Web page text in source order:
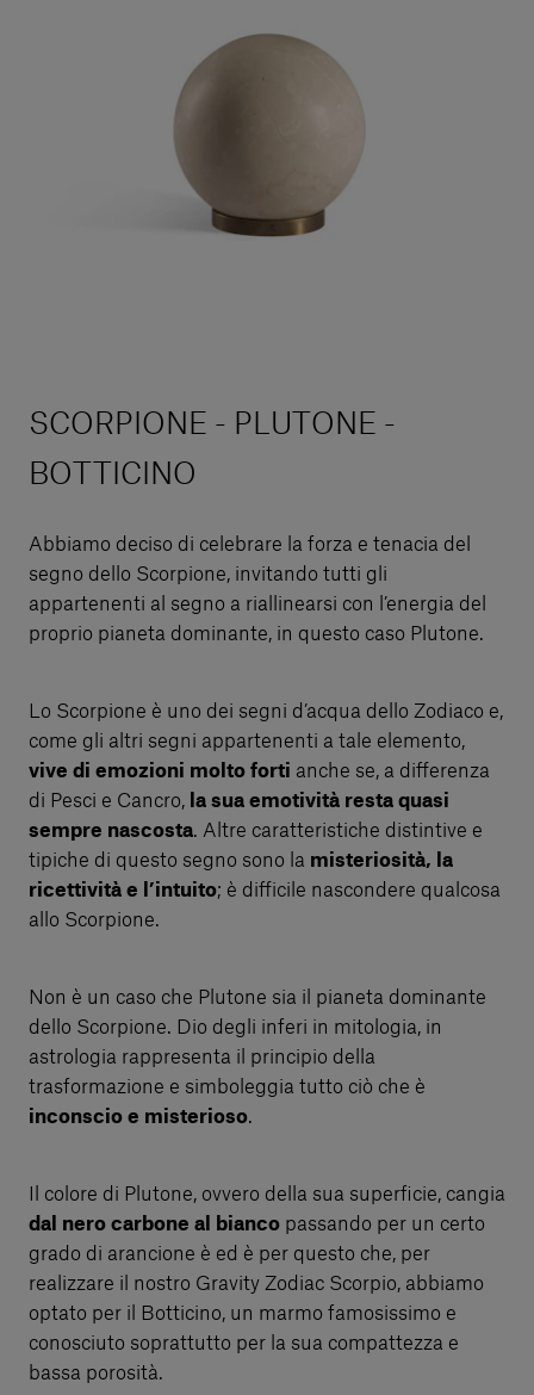
SCORPIONE - PLUTONE -
BOTTICINO
Abbiamo deciso di celebrare la forza e tenacia del
segno dello Scorpione, invitando tutti gli
appartenenti al segno a riallinearsi con l’energia del
proprio pianeta dominante, in questo caso Plutone.
Lo Scorpione è uno dei segni d’acqua dello Zodiaco e,
come gli altri segni appartenenti a tale elemento,
vive di emozioni molto forti anche se, a differenza
di Pesci e Cancro, la sua emotività resta quasi
sempre nascosta. Altre caratteristiche distintive e
tipiche di questo segno sono la misteriosità, la
ricettività e l’intuito; è difficile nascondere qualcosa
allo Scorpione.
Non è un caso che Plutone sia il pianeta dominante
dello Scorpione. Dio degli inferi in mitologia, in
astrologia rappresenta il principio della
trasformazione e simboleggia tutto ciò che è
inconscio e misterioso.
Il colore di Plutone, ovvero della sua superficie, cangia
dal nero carbone al bianco passando per un certo
grado di arancione è ed è per questo che, per
realizzare il nostro Gravity Zodiac Scorpio, abbiamo
optato per il Botticino, un marmo famosissimo e
conosciuto soprattutto per la sua compattezza e
bassa porosità.